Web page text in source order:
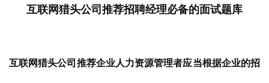
互联网猎头公司推荐招聘经理必备的面试题库
互联网猎头公司推荐企业人力资源管理者应当根据企业的招